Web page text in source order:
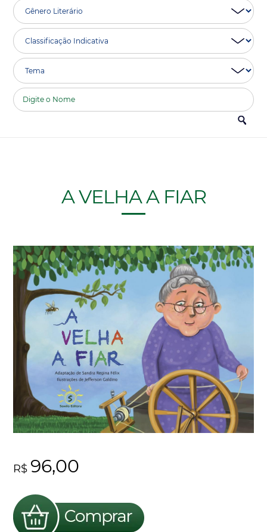
A VELHA A FIAR
R$ 96,00